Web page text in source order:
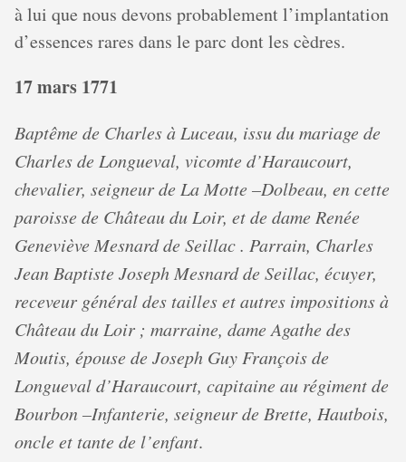
à lui que nous devons probablement l’implantation
d’essences rares dans le parc dont les cèdres.
17 mars 1771
Baptême de Charles à Luceau, issu du mariage de
Charles de Longueval, vicomte d’Haraucourt,
chevalier, seigneur de La Motte –Dolbeau, en cette
paroisse de Château du Loir, et de dame Renée
Geneviève Mesnard de Seillac . Parrain, Charles
Jean Baptiste Joseph Mesnard de Seillac, écuyer,
receveur général des tailles et autres impositions à
Château du Loir ; marraine, dame Agathe des
Moutis, épouse de Joseph Guy François de
Longueval d’Haraucourt, capitaine au régiment de
Bourbon –Infanterie, seigneur de Brette, Hautbois,
oncle et tante de l’enfant.